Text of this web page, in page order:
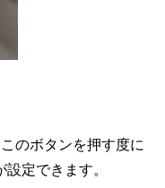
のボタンを押す度に
定できます。